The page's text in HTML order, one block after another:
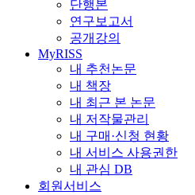
단행본
연구보고서
공개강의
MyRISS
내 추천논문
내 책장
내 최근 본 논문
내 저작물관리
내 구매·신청 현황
내 서비스 사용권한
내 관심 DB
회원서비스